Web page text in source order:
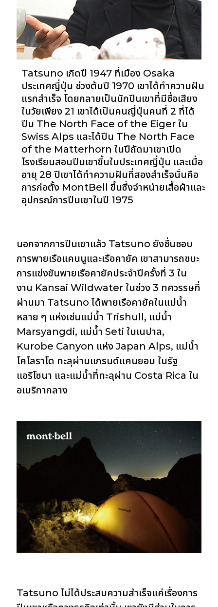
Tatsuno เกิดปี 1947 ที่เมือง Osaka
ประเทศญี่ปุ่น ช่วงต้นปี 1970 เขาได้ทำความฝัน
แรกสำเร็จ โดยกลายเป็นนักปีนเขาที่มีชื่อเสียง
ในวัยเพียง 21 เขาได้เป็นคนญี่ปุ่นคนที่ 2 ที่ได้
ปีน The North Face of the Eiger ใน
Swiss Alps และได้ปีน The North Face
of the Matterhorn ในปีถัดมาเขาเปิด
โรงเรียนสอนปีนเขาขึ้นในประเทศญี่ปุ่น และเมื่อ
อายุ 28 ปีเขาได้ทำความฝันที่สองสำเร็จนั่นคือ
การก่อตั้ง MontBell ขึ้นซึ่งจำหน่ายเสื้อผ้าและ
อุปกรณ์การปีนเขาในปี 1975
นอกจากการปีนเขาแล้ว Tatsuno ยังชื่นชอบ
การพายเรือแคนนูและเรือคายัค เขาสามารถชนะ
การแข่งขันพายเรือคายัคประจำปีครั้งที่ 3 ใน
งาน Kansai Wildwater ในช่วง 3 ทศวรรษที่
ผ่านมา Tatsuno ได้พายเรือคายัคในแม่น้ำ
หลาย ๆ แห่งเช่นแม่น้ำ Trishull, แม่น้ำ
Marsyangdi, แม่น้ำ Seti ในเนปาล,
Kurobe Canyon แห่ง Japan Alps, แม่น้ำ
โคโลราโด ทะลุผ่านแกรนด์แคนยอน ในรัฐ
แอริโซนา และแม่น้ำที่ทะลุผ่าน Costa Rica ใน
อเมริกากลาง
Tatsuno ไม่ได้ประสบความสำเร็จแค่เรื่องการ